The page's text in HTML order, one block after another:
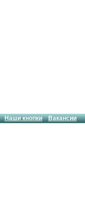
Наши кнопки Вакансии